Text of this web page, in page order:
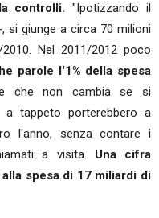
controlli. "Ipotizzando il
si giunge a circa 70 milioni
Nel 2011/2012 poco
parole l'1% della spesa
che non cambia se si
tappeto porterebbero a
l'anno, senza contare i
a visita. Una cifra
spesa di 17 miliardi di